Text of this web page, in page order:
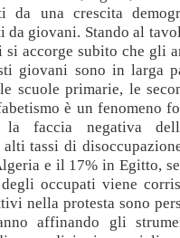
da una crescita
da giovani. Stando al
accorge subito che gli
giovani sono in larga
scuole primarie, le
è un fenomeno
la faccia negativa
alti tassi di
e il 17% in Egitto,
occupati viene
nella protesta sono
affinando gli